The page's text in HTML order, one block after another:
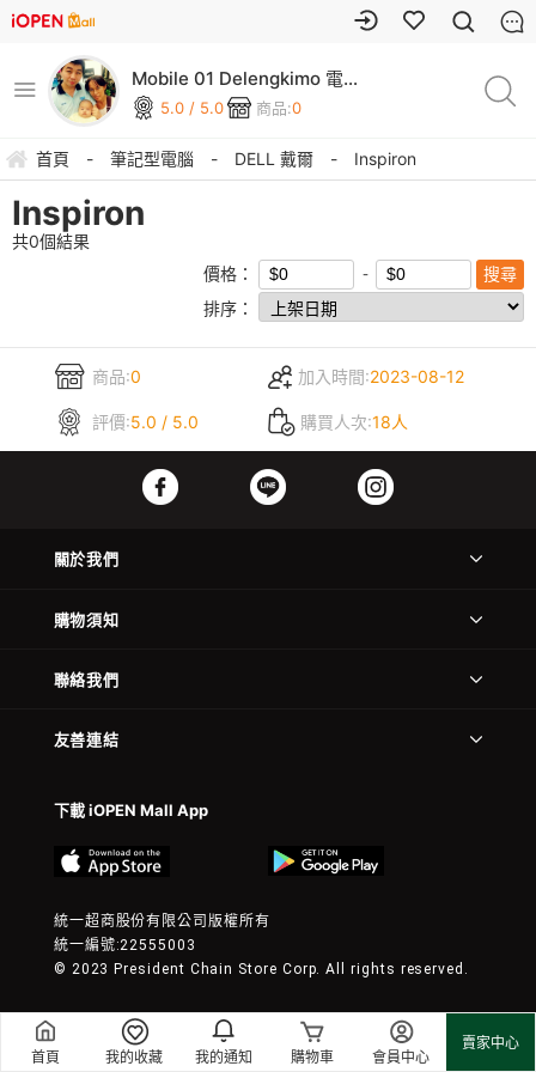
首頁 我的收藏 我的通知 購物車 會員中心
賣家中心
Mobile 01 Delengkimo 電腦
銷售中心
5.0 / 5.0 商品:0
首頁 - 筆記型電腦 - DELL 戴爾 - Inspiron
Inspiron
共0個結果
價格：
排序：
商品:0 加入時間:2023-08-12
評價:5.0 / 5.0 購買人次:18人
關於我們
購物須知
聯絡我們
友善連結
下載 iOPEN Mall App
統一超商股份有限公司版權所有
統一編號:22555003
© 2023 President Chain Store Corp. All rights reserved.